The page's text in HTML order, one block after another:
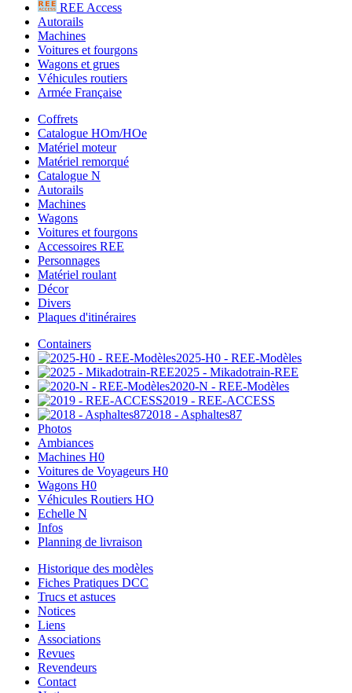
REE Access
Autorails
Machines
Voitures et fourgons
Wagons et grues
Véhicules routiers
Armée Française
Coffrets
Catalogue HOm/HOe
Matériel moteur
Matériel remorqué
Catalogue N
Autorails
Machines
Wagons
Voitures et fourgons
Accessoires REE
Personnages
Matériel roulant
Décor
Divers
Plaques d'itinéraires
Containers
2025-H0 - REE-Modèles
2025 - Mikadotrain-REE
2020-N - REE-Modèles
2019 - REE-ACCESS
2018 - Asphaltes87
Photos
Ambiances
Machines H0
Voitures de Voyageurs H0
Wagons H0
Véhicules Routiers HO
Echelle N
Infos
Planning de livraison
Historique des modèles
Fiches Pratiques DCC
Trucs et astuces
Notices
Liens
Associations
Revues
Revendeurs
Contact